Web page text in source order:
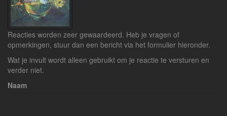
Reacties worden zeer gewaardeerd. Heb je vragen of
opmerkingen, stuur dan een bericht via het formulier hieronder.
Wat je invult wordt alleen gebruikt om je reactie te versturen en
verder niet.
Naam